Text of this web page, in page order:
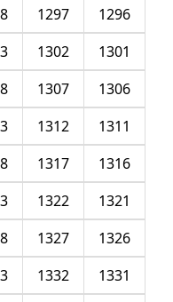
1296
1297
1301
1302
1306
1307
1311
1312
1316
1317
1321
1322
1326
1327
1331
1332